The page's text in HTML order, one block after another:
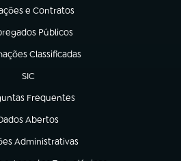
e Contratos
em nova aba)
Públicos
em nova aba)
Classificadas
nova aba)
SIC
(abre em nova aba)
Frequentes
em nova aba)
Abertos
em nova aba)
Administrativas
nova aba)